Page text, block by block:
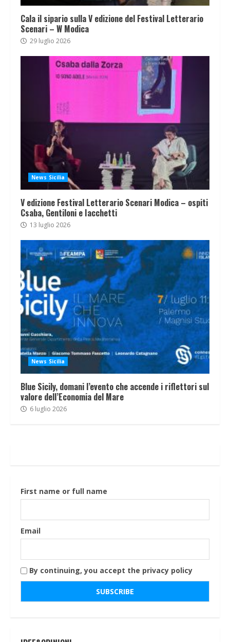
Cala il sipario sulla V edizione del Festival Letterario
Scenari – W Modica
29 luglio 2026
News Sicilia
V edizione Festival Letterario Scenari Modica – ospiti
Csaba, Gentiloni e Iacchetti
13 luglio 2026
News Sicilia
Blue Sicily, domani l’evento che accende i riflettori sul
valore dell’Economia del Mare
6 luglio 2026
First name or full name
Email
By continuing, you accept the privacy policy